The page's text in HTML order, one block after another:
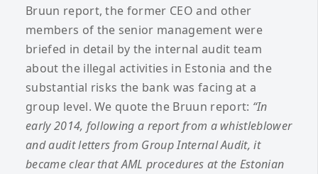
Bruun report, the former CEO and other
members of the senior management were
briefed in detail by the internal audit team
about the illegal activities in Estonia and the
substantial risks the bank was facing at a
group level. We quote the Bruun report: “In
early 2014, following a report from a whistleblower
and audit letters from Group Internal Audit, it
became clear that AML procedures at the Estonian